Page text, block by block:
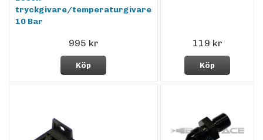
tryckgivare/temperaturgivare
10 Bar
995 kr
Köp
119 kr
Köp